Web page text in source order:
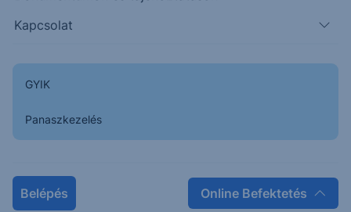
Kapcsolat
GYIK
Panaszkezelés
Belépés Online Befektetés
legtöbb embernek a Tesla jut az eszébe. A vállalat
utóbbi időben egyre több szereplő jelenik meg ezen
a piacon. Ezek részben feltörekvő tőzsdei
Rivian, melyek piaci kapitalizáció tekintetében már a
két legnagyobb egyesült államokbeli autógyártó - a